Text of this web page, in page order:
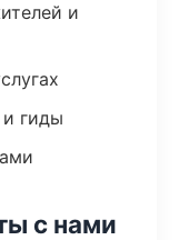
и
гиды
с нами